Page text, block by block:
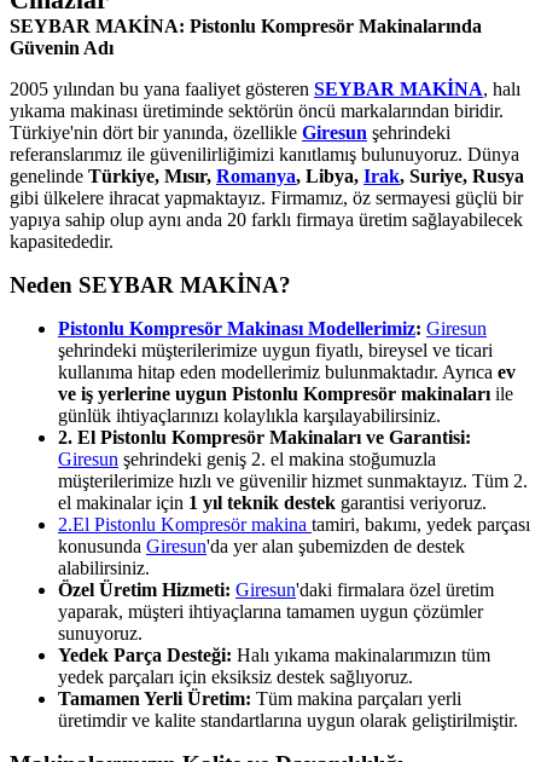
SEYBAR MAKİNA: Pistonlu Kompresör Makinalarında
Güvenin Adı
2005 yılından bu yana faaliyet gösteren SEYBAR MAKİNA, halı
yıkama makinası üretiminde sektörün öncü markalarından biridir.
Türkiye'nin dört bir yanında, özellikle Giresun şehrindeki
referanslarımız ile güvenilirliğimizi kanıtlamış bulunuyoruz. Dünya
genelinde Türkiye, Mısır, Romanya, Libya, Irak, Suriye, Rusya
gibi ülkelere ihracat yapmaktayız. Firmamız, öz sermayesi güçlü bir
yapıya sahip olup aynı anda 20 farklı firmaya üretim sağlayabilecek
kapasitededir.
Neden SEYBAR MAKİNA?
Pistonlu Kompresör Makinası Modellerimiz: Giresun
şehrindeki müşterilerimize uygun fiyatlı, bireysel ve ticari
kullanıma hitap eden modellerimiz bulunmaktadır. Ayrıca ev
ve iş yerlerine uygun Pistonlu Kompresör makinaları ile
günlük ihtiyaçlarınızı kolaylıkla karşılayabilirsiniz.
2. El Pistonlu Kompresör Makinaları ve Garantisi:
Giresun şehrindeki geniş 2. el makina stoğumuzla
müşterilerimize hızlı ve güvenilir hizmet sunmaktayız. Tüm 2.
el makinalar için 1 yıl teknik destek garantisi veriyoruz.
2.El Pistonlu Kompresör makina tamiri, bakımı, yedek parçası
konusunda Giresun'da yer alan şubemizden de destek
alabilirsiniz.
Özel Üretim Hizmeti: Giresun'daki firmalara özel üretim
yaparak, müşteri ihtiyaçlarına tamamen uygun çözümler
sunuyoruz.
Yedek Parça Desteği: Halı yıkama makinalarımızın tüm
yedek parçaları için eksiksiz destek sağlıyoruz.
Tamamen Yerli Üretim: Tüm makina parçaları yerli
üretimdir ve kalite standartlarına uygun olarak geliştirilmiştir.